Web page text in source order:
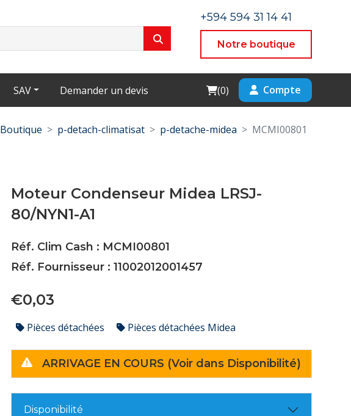
+594 594 31 14 41
Notre boutique
SAV Demander un devis Cart
(0) Compte
Boutique p-detach-climatisat p-detache-midea MCMI00801
Moteur Condenseur Midea LRSJ-
80/NYN1-A1
Réf. Clim Cash : MCMI00801
Réf. Fournisseur : 11002012001457
€0,03
Pièces détachées Pièces détachées Midea
ARRIVAGE EN COURS (Voir dans Disponibilité)
Disponibilité